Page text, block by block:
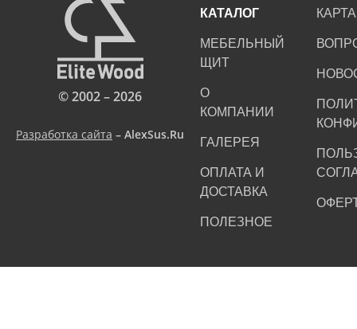
© 2002 – 2026
Разработка сайта – AlexSus.Ru
КАТАЛОГ
МЕБЕЛЬНЫЙ
ЩИТ
О
КОМПАНИИ
ГАЛЕРЕЯ
ОПЛАТА И
ДОСТАВКА
ПОЛЕЗНОЕ